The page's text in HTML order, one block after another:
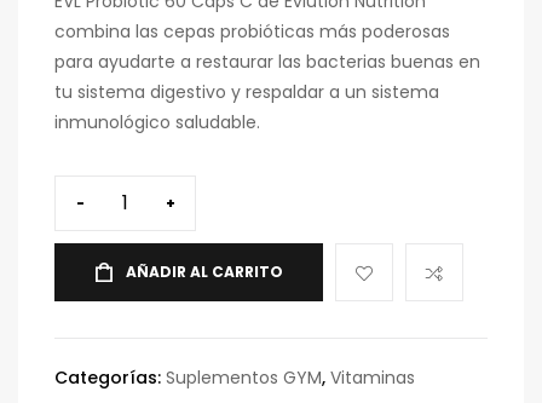
combina las cepas probióticas más poderosas
para ayudarte a restaurar las bacterias buenas en
tu sistema digestivo y respaldar a un sistema
inmunológico saludable.
- +
AÑADIR AL CARRITO
Categorías: Suplementos GYM, Vitaminas